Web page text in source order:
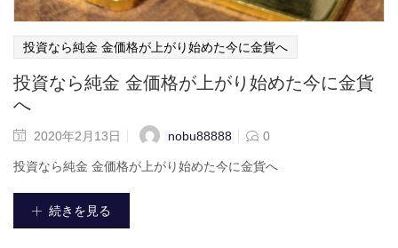
投資なら純金 金価格が上がり始めた今に金貨へ
投資なら純金 金価格が上がり始めた今に金貨
へ
2020年2月13日 nobu88888 0
投資なら純金 金価格が上がり始めた今に金貨へ
続きを見る